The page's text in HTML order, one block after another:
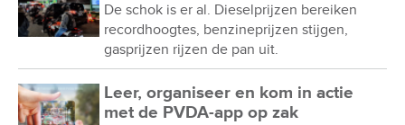
De schok is er al. Dieselprijzen bereiken
recordhoogtes, benzineprijzen stijgen,
gasprijzen rijzen de pan uit.
Leer, organiseer en kom in actie
met de PVDA-app op zak